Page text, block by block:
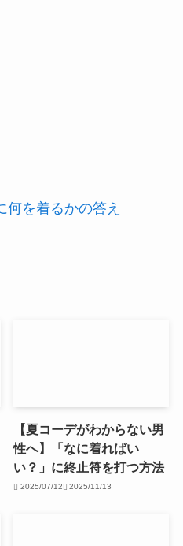
を着るかの答え
【夏コーデがわからない男
性へ】「なに着ればい
い？」に終止符を打つ方法
2025/07/12 2025/11/13